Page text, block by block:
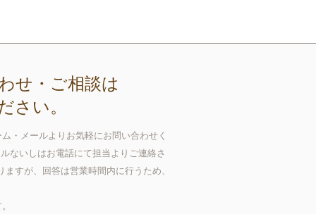
せ・ご相談は
さい。
・メールよりお気軽にお問い合わせく
ないしはお電話にて担当よりご連絡さ
すが、回答は営業時間内に行うため、